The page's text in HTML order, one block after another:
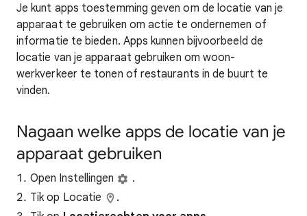
Je kunt apps toestemming geven om de locatie van je
apparaat te gebruiken om actie te ondernemen of
informatie te bieden. Apps kunnen bijvoorbeeld de
locatie van je apparaat gebruiken om woon-
werkverkeer te tonen of restaurants in de buurt te
vinden.
Nagaan welke apps de locatie van je
apparaat gebruiken
Open Instellingen
.
Tik op Locatie
.